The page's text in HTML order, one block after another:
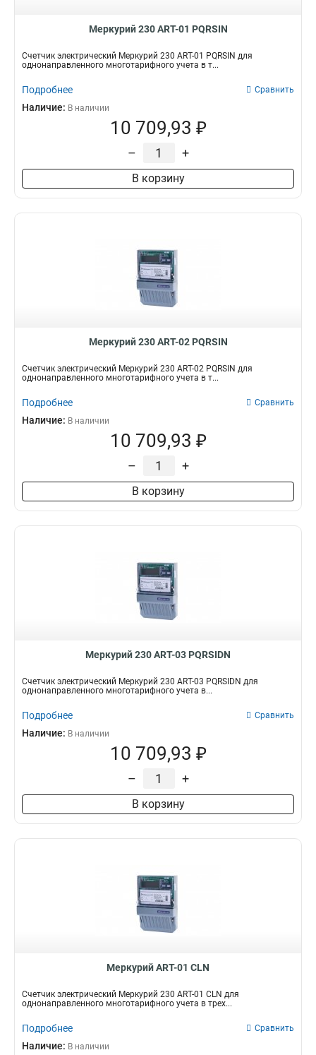
Меркурий 230 АRT-01 PQRSIN
Счетчик электрический Меркурий 230 АRT-01 PQRSIN для
однонаправленного многотарифного учета в т...
Подробнее Сравнить
Наличие: В наличии
10 709,93 ₽
– +
В корзину
Меркурий 230 АRT-02 PQRSIN
Счетчик электрический Меркурий 230 АRT-02 PQRSIN для
однонаправленного многотарифного учета в т...
Подробнее Сравнить
Наличие: В наличии
10 709,93 ₽
– +
В корзину
Меркурий 230 АRT-03 PQRSIDN
Счетчик электрический Меркурий 230 АRT-03 PQRSIDN для
однонаправленного многотарифного учета в...
Подробнее Сравнить
Наличие: В наличии
10 709,93 ₽
– +
В корзину
Меркурий АRT-01 СLN
Счетчик электрический Меркурий 230 АRT-01 СLN для
однонаправленного многотарифного учета в трех...
Подробнее Сравнить
Наличие: В наличии